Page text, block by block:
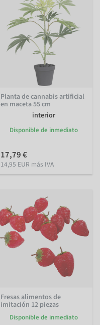
Planta de cannabis artificial
en maceta 55 cm
interior
Disponible de inmediato
17,79 €
14,95 EUR más IVA
Fresas alimentos de
imitación 12 piezas
Disponible de inmediato